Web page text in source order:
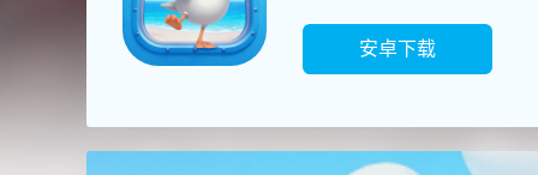
安卓下载